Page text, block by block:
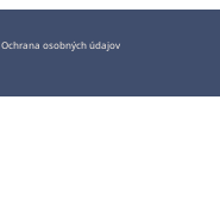
Ochrana osobných údajov